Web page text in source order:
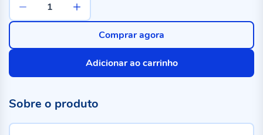
Adicionar ao carrinho
Comprar agora
Sobre o produto